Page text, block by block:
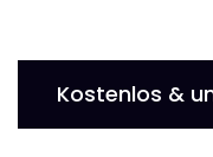
Kostenlos &